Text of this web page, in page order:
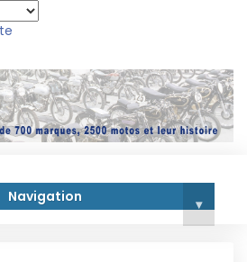
Navigation ▾